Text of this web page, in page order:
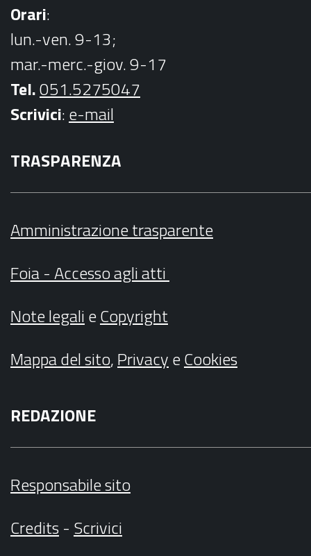
Orari:
lun.-ven. 9-13;
mar.-merc.-giov. 9-17
Tel.051.5275047
Scrivici:e-mail
TRASPARENZA
Amministrazione trasparente
Foia - Accesso agli atti
Note legalieCopyright
Mappa del sito,PrivacyeCookies
REDAZIONE
Responsabile sito
Credits- Scrivici